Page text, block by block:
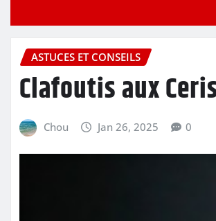
ASTUCES ET CONSEILS
Clafoutis aux
Chou Jan 26, 2025 0